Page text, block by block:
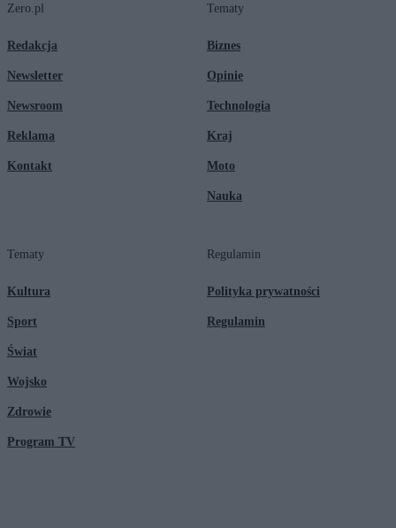
Zero.pl
Redakcja
Newsletter
Newsroom
Reklama
Kontakt
Tematy
Biznes
Opinie
Technologia
Kraj
Moto
Nauka
Tematy
Kultura
Sport
Świat
Wojsko
Zdrowie
Program TV
Regulamin
Polityka prywatności
Regulamin